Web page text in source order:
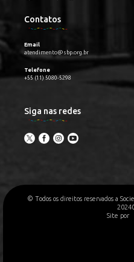
Contatos
Email
atendimento@sbp.org.br
Telefone
+55 (11) 5080-5298
Siga nas redes
© Todos os direitos reservados a
Site por